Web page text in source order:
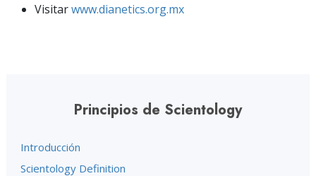
Visitarwww.dianetics.org.mx
Principios de Scientology
Introducción
Scientology Definition